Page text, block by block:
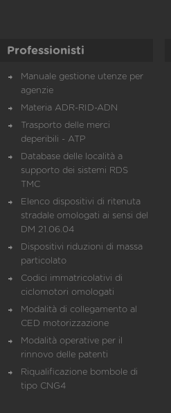
Professionisti
Manuale gestione utenze per
agenzie
Materia ADR-RID-ADN
Trasporto delle merci
deperibili - ATP
Database delle località a
supporto dei sistemi RDS
TMC
Elenco dispositivi di ritenuta
stradale omologati ai sensi del
DM 21.06.04
Dispositivi riduzioni di massa
particolato
Codici immatricolativi di
ciclomotori omologati
Modalità di collegamento al
CED motorizzazione
Modalità operative per il
rinnovo delle patenti
Riqualificazione bombole di
tipo CNG4